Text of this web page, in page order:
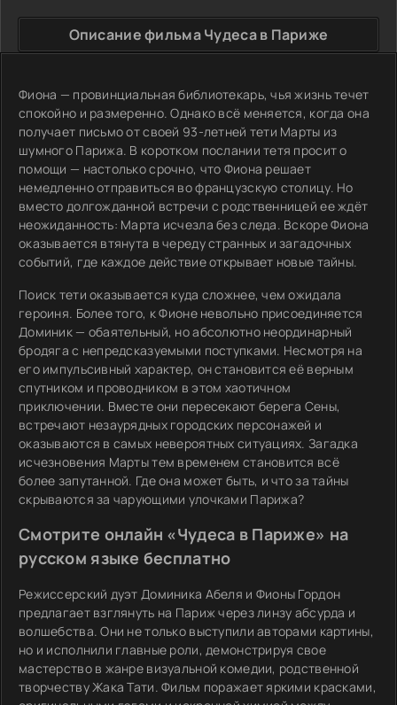
Описание фильма Чудеса в Париже
Фиона — провинциальная библиотекарь, чья жизнь течет
спокойно и размеренно. Однако всё меняется, когда она
получает письмо от своей 93-летней тети Марты из
шумного Парижа. В коротком послании тетя просит о
помощи — настолько срочно, что Фиона решает
немедленно отправиться во французскую столицу. Но
вместо долгожданной встречи с родственницей ее ждёт
неожиданность: Марта исчезла без следа. Вскоре Фиона
оказывается втянута в череду странных и загадочных
событий, где каждое действие открывает новые тайны.
Поиск тети оказывается куда сложнее, чем ожидала
героиня. Более того, к Фионе невольно присоединяется
Доминик — обаятельный, но абсолютно неординарный
бродяга с непредсказуемыми поступками. Несмотря на
его импульсивный характер, он становится её верным
спутником и проводником в этом хаотичном
приключении. Вместе они пересекают берега Сены,
встречают незаурядных городских персонажей и
оказываются в самых невероятных ситуациях. Загадка
исчезновения Марты тем временем становится всё
более запутанной. Где она может быть, и что за тайны
скрываются за чарующими улочками Парижа?
Смотрите онлайн «Чудеса в Париже» на
русском языке бесплатно
Режиссерский дуэт Доминика Абеля и Фионы Гордон
предлагает взглянуть на Париж через линзу абсурда и
волшебства. Они не только выступили авторами картины,
но и исполнили главные роли, демонстрируя свое
мастерство в жанре визуальной комедии, родственной
творчеству Жака Тати. Фильм поражает яркими красками,